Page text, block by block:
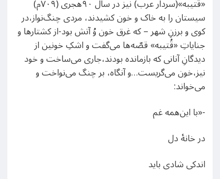
«قُتيبه»(سردار عرب) نیز در سال ۹۰هجری (۷۰۹م)
سيستان را به خاک و خون کشیدند، مردی چنگ‌نواز،در
کوی و برزنِ شهر – که غرق خون وُ آتش بود-از کشتارها و
جناياتِ «قُتيبه» قصّه‌ها می‌گفت و اشکِ خونين از
ديدگانِ آنانی که بازمانده بودند،جاری می‌ساخت و خود
نيز،خون می‌گريست…و آنگاه، بر چنگ می‌نواخت و
می‌خواند:
-«با اين‌همه غم
در خانۀ دل
اندکی شادی بايد